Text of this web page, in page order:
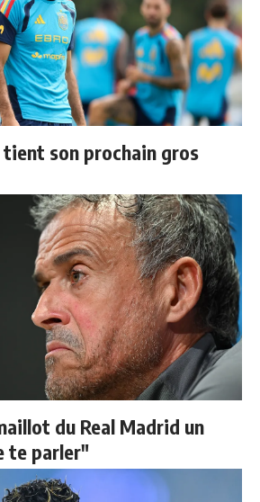
tient son prochain gros
du Real Madrid un
te parler"